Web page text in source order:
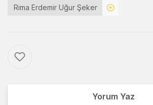
Rima Erdemir Uğur Şeker
Yorum Yaz